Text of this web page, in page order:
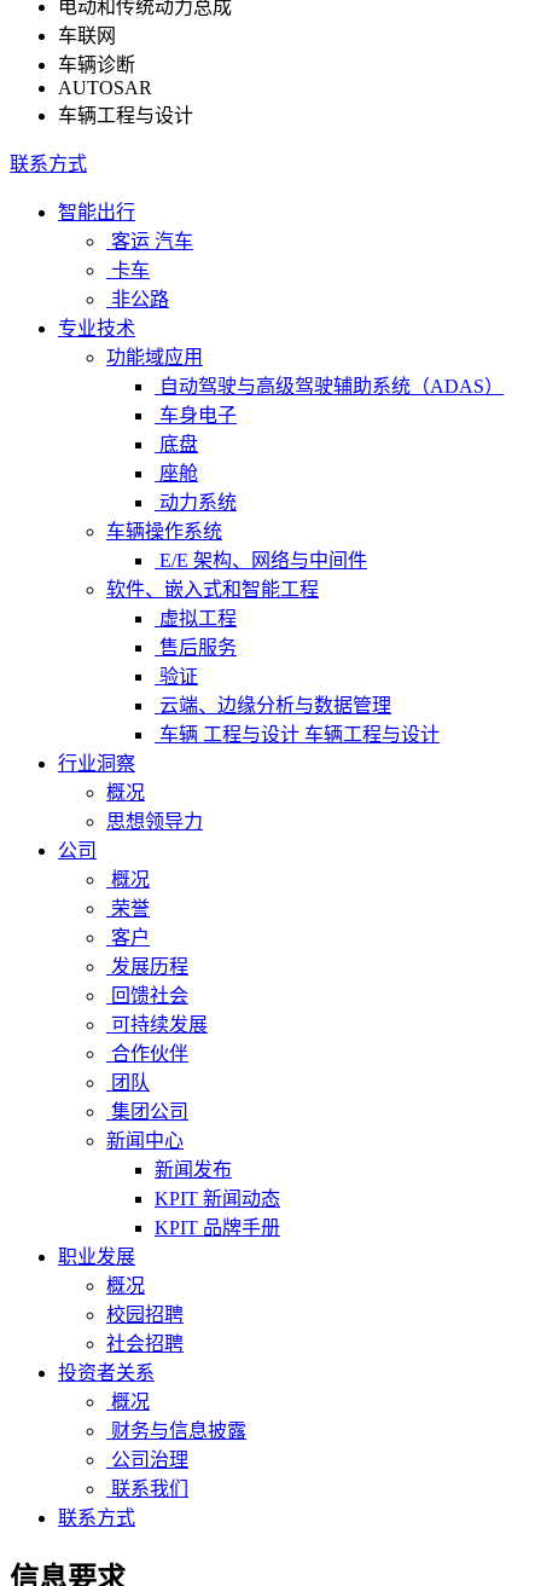
电动和传统动力总成
车联网
车辆诊断
AUTOSAR
车辆工程与设计
联系方式
智能出行
客运 汽车
卡车
非公路
专业技术
功能域应用
自动驾驶与高级驾驶辅助系统（ADAS）
车身电子
底盘
座舱
动力系统
车辆操作系统
E/E 架构、网络与中间件
软件、嵌入式和智能工程
虚拟工程
售后服务
验证
云端、边缘分析与数据管理
车辆 工程与设计 车辆工程与设计
行业洞察
概况
思想领导力
公司
概况
荣誉
客户
发展历程
回馈社会
可持续发展
合作伙伴
团队
集团公司
新闻中心
新闻发布
KPIT 新闻动态
KPIT 品牌手册
职业发展
概况
校园招聘
社会招聘
投资者关系
概况
财务与信息披露
公司治理
联系我们
联系方式
信息要求